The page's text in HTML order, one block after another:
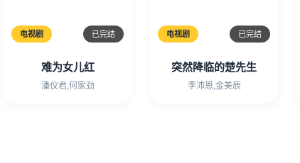
电视剧 已完结
难为女儿红
潘仪君,何家劲
电视剧 已完结
突然降临的楚先生
李沛恩,金美辰